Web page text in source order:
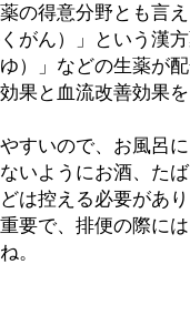
の得意分野とも言
がん）」という漢
）」などの生薬が
果と血流改善効果
すいので、お風呂
いようにお酒、た
は控える必要があ
要で、排便の際に
。